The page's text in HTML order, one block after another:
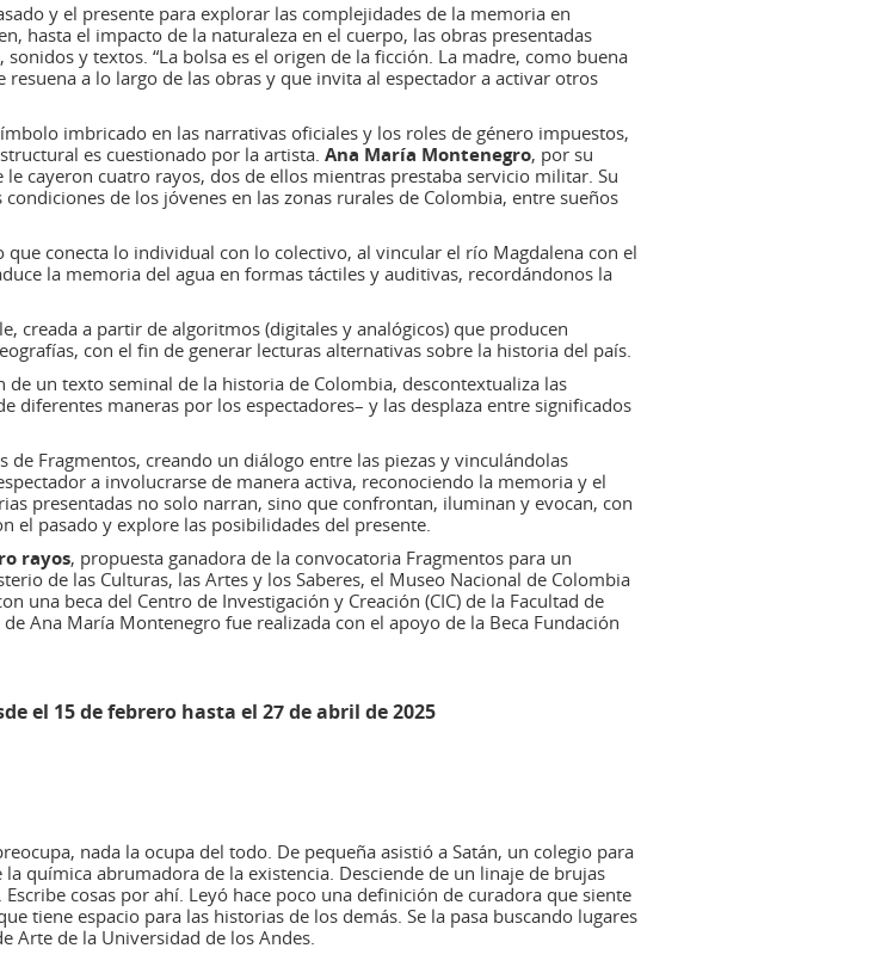
y el presente para explorar las complejidades de la memoria en
hasta el impacto de la naturaleza en el cuerpo, las obras presentadas
y textos. “La bolsa es el origen de la ficción. La madre, como buena
a lo largo de las obras y que invita al espectador a activar otros
imbricado en las narrativas oficiales y los roles de género impuestos,
es cuestionado por la artista. Ana María Montenegro, por su
cayeron cuatro rayos, dos de ellos mientras prestaba servicio militar. Su
de los jóvenes en las zonas rurales de Colombia, entre sueños
conecta lo individual con lo colectivo, al vincular el río Magdalena con el
la memoria del agua en formas táctiles y auditivas, recordándonos la
creada a partir de algoritmos (digitales y analógicos) que producen
con el fin de generar lecturas alternativas sobre la historia del país.
de un texto seminal de la historia de Colombia, descontextualiza las
diferentes maneras por los espectadores– y las desplaza entre significados
Fragmentos, creando un diálogo entre las piezas y vinculándolas
a involucrarse de manera activa, reconociendo la memoria y el
presentadas no solo narran, sino que confrontan, iluminan y evocan, con
el pasado y explore las posibilidades del presente.
rayos, propuesta ganadora de la convocatoria Fragmentos para un
de las Culturas, las Artes y los Saberes, el Museo Nacional de Colombia
una beca del Centro de Investigación y Creación (CIC) de la Facultad de
Ana María Montenegro fue realizada con el apoyo de la Beca Fundación
el 15 de febrero hasta el 27 de abril de2025
nada la ocupa del todo. De pequeña asistió a Satán, un colegio para
química abrumadora de la existencia. Desciende de un linaje de brujas
cosas por ahí. Leyó hace poco una definición de curadora que siente
tiene espacio para las historias de los demás. Se la pasa buscando lugares
Arte de la Universidad de los Andes.